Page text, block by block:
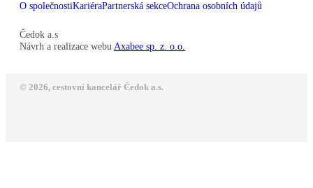
O společnostiKariéraPartnerská sekceOchrana osobních údajů
Čedok a.s
Návrh a realizace webu Axabee sp. z. o.o.
© 2026, cestovní kancelář Čedok a.s.